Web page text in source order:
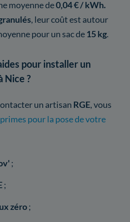
moyenne de0,04 € / kWh.
, leur coût est autour
pour un sac de15 kg.
pour installer un
Nice ?
un artisan RGE, vous
pour la pose de votre
;
;
zéro;